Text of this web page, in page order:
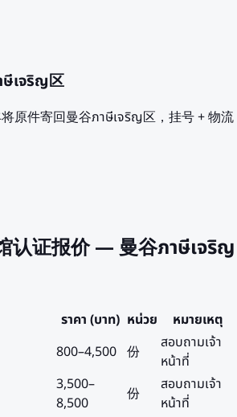
ษีเจริญ区
原件寄回曼谷ภาษีเจริญ区，挂号 + 物流
认证报价 — 曼谷ภาษีเจริญ
ราคา (บาท) หน่วย
หมายเหตุ
800–4,500 份
สอบถามเจ้า
หน้าที่
3,500–
8,500
份
สอบถามเจ้า
หน้าที่